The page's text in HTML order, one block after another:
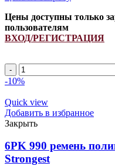
Цены доступны только
пользователям
ВХОД/РЕГИСТРАЦИЯ
8PK
1479/
ремень
поликлиновой
INDFORCE
Strongest
quantity
-10%
Quick view
Добавить в избранное
Закрыть
6PK 990 ремень
Strongest